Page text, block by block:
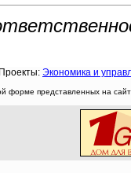
Проекты: Экономика и
форме представленных на